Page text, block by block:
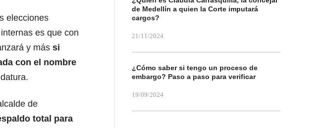
elecciones
es que con
y más si
con el nombre
de
total para
de Medellín a quien la Corte imputará
cargos?
21/11/2024
¿Cómo saber si tengo un proceso de
embargo? Paso a paso para verificar
19/09/2024